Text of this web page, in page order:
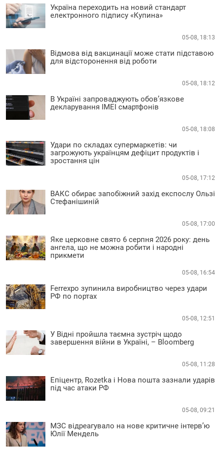
Україна переходить на новий стандарт
електронного підпису «Купина»
05-08, 18:13
Відмова від вакцинації може стати підставою
для відсторонення від роботи
05-08, 18:12
В Україні запроваджують обов’язкове
декларування IMEI смартфонів
05-08, 18:08
Удари по складах супермаркетів: чи
загрожують українцям дефіцит продуктів і
зростання цін
05-08, 17:12
ВАКС обирає запобіжний захід експослу Ользі
Стефанішиній
05-08, 17:00
Яке церковне свято 6 серпня 2026 року: день
ангела, що не можна робити і народні
прикмети
05-08, 16:54
Ferrexpo зупинила виробництво через удари
РФ по портах
05-08, 12:51
У Відні пройшла таємна зустріч щодо
завершення війни в Україні, – Bloomberg
05-08, 11:28
Епіцентр, Rozetka і Нова пошта зазнали ударів
під час атаки РФ
05-08, 09:21
МЗС відреагувало на нове критичне інтерв’ю
Юлії Мендель